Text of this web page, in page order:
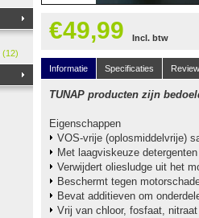
(12)
€49,99 Incl. btw
Informatie Specificaties
TUNAP producten zijn
Eigenschappen
VOS-vrije (oplosmiddelvrije)
Met laagviskeuze
Verwijdert oliesludge uit het
Beschermt tegen
Bevat additieven om
Vrij van chloor, fosfaat,